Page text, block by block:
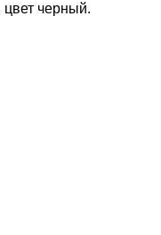
цвет черный.